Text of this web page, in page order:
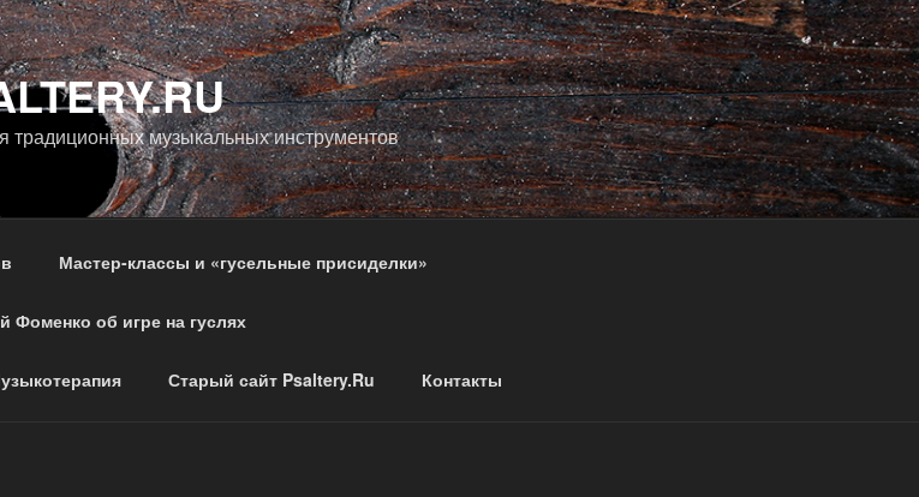
традиционных музыкальных инструментов
Мастер-классы и «гусельные присиделки»
Фоменко об игре на гуслях
Старый сайт Psaltery.Ru Контакты